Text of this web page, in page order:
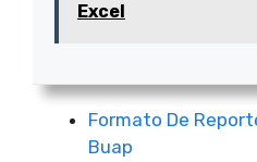
Excel
Formato De
Buap